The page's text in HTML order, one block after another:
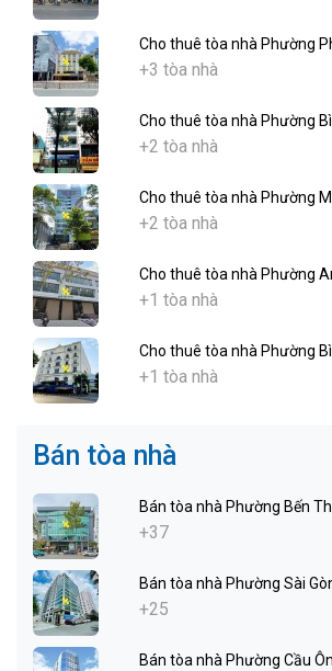
Cho thuê tòa nhà Phường
+3 tòa nhà
Cho thuê tòa nhà Phường
+2 tòa nhà
Cho thuê tòa nhà Phường
+2 tòa nhà
Cho thuê tòa nhà Phường
+1 tòa nhà
Cho thuê tòa nhà Phường
+1 tòa nhà
Bán tòa nhà
Bán tòa nhà Phường Bến
+37
Bán tòa nhà Phường Sài
+25
Bán tòa nhà Phường Cầu